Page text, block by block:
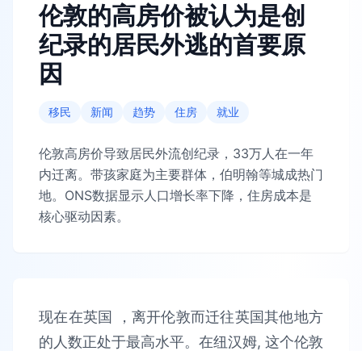
伦敦的高房价被认为是创
纪录的居民外逃的首要原
因
移民 新闻 趋势 住房 就业
伦敦高房价导致居民外流创纪录，33万人在一年
内迁离。带孩家庭为主要群体，伯明翰等城成热门
地。ONS数据显示人口增长率下降，住房成本是
核心驱动因素。
现在在英国 ，离开伦敦而迁往英国其他地方
的人数正处于最高水平。在纽汉姆, 这个伦敦